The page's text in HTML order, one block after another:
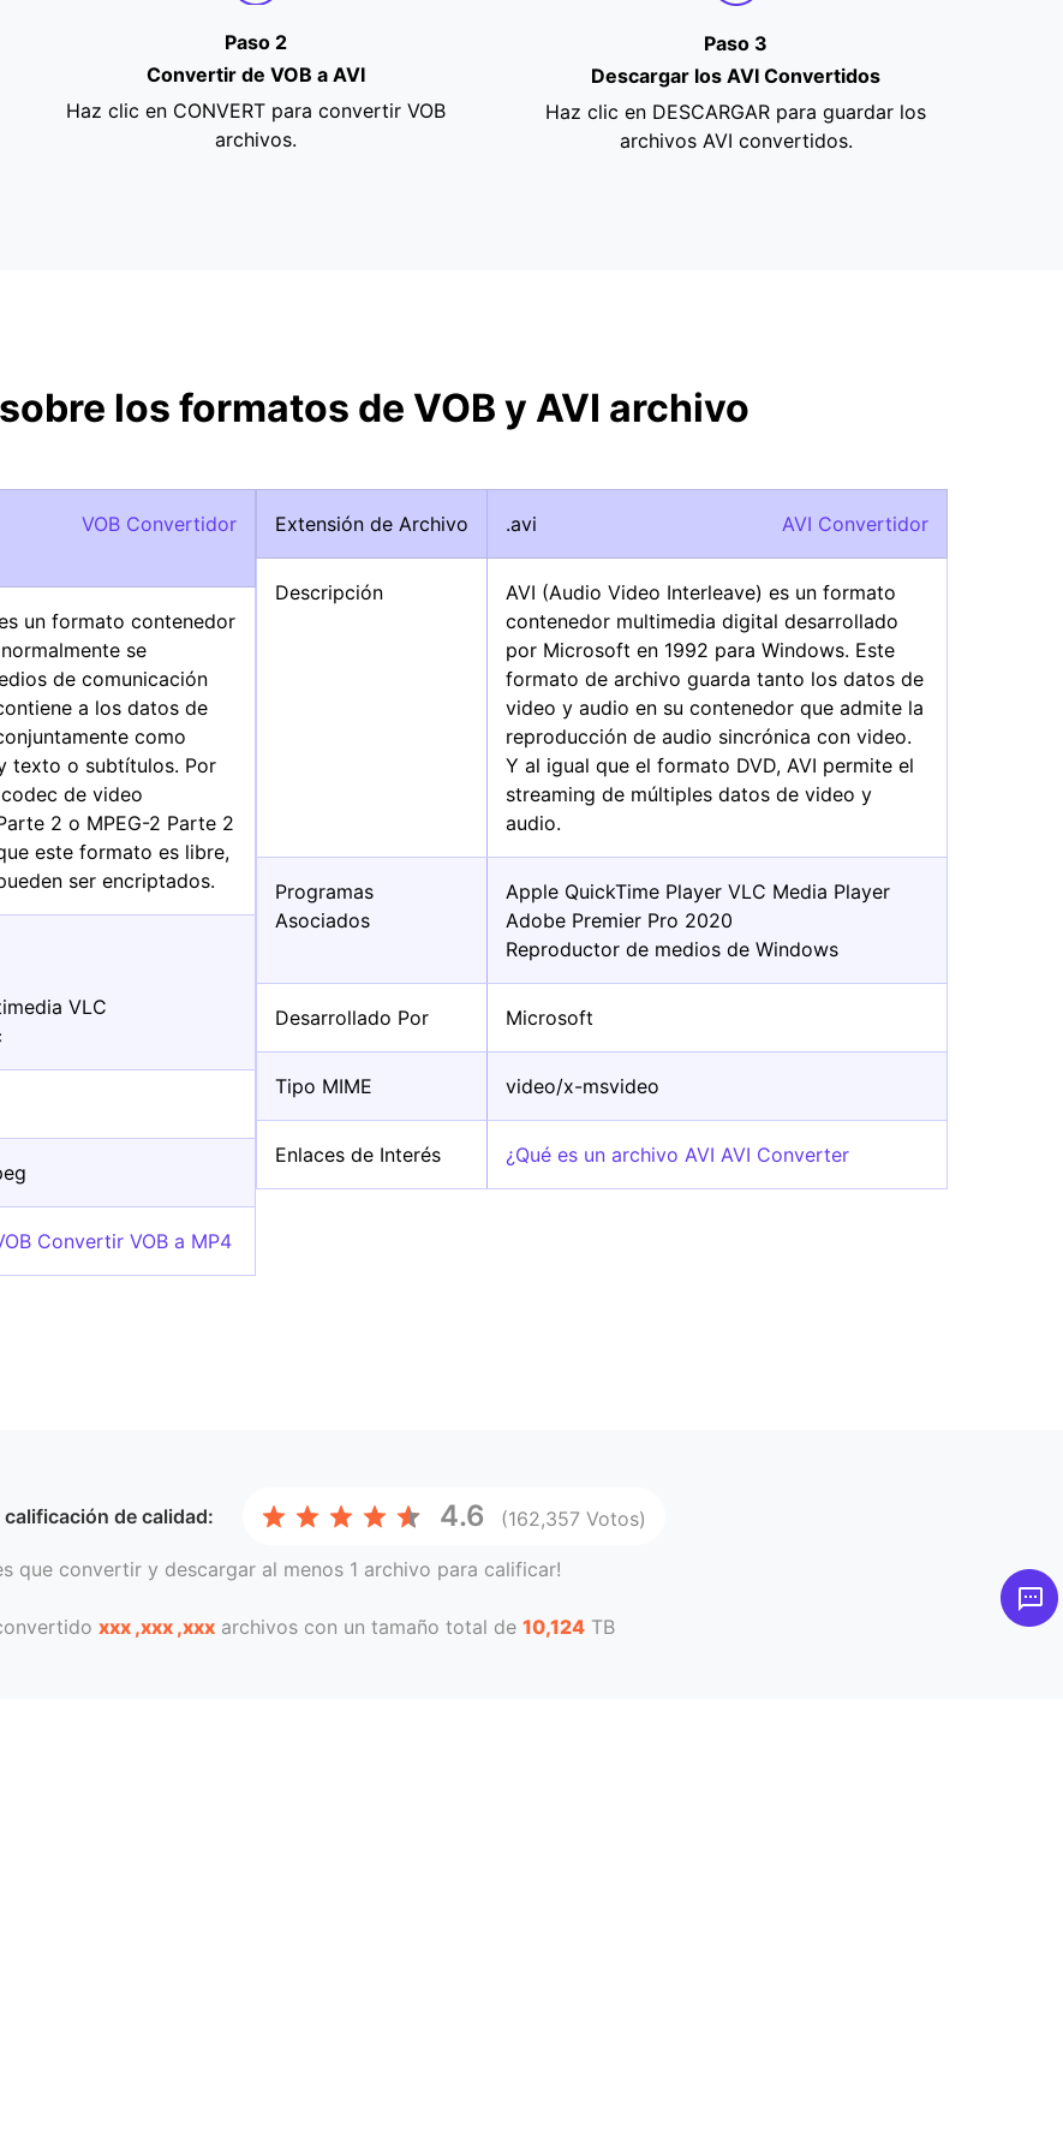
Paso 2
Convertir de VOB a AVI
Haz clic en CONVERT para convertir VOB
archivos.
Paso 3
Descargar los AVI Convertidos
Haz clic en DESCARGAR para guardar los
archivos AVI convertidos.
los formatos de VOB y AVI archivo
VOB Convertidor
un formato contenedor
se
de comunicación
a los datos de
como
texto o subtítulos. Por
de video
2 o MPEG-2 Parte 2
este formato es libre,
ser encriptados.
VLC
Convertir VOB a MP4
Extensión de Archivo .avi AVI Convertidor
Descripción
AVI (Audio Video Interleave) es un formato
contenedor multimedia digital desarrollado
por Microsoft en 1992 para Windows. Este
formato de archivo guarda tanto los datos de
video y audio en su contenedor que admite la
reproducción de audio sincrónica con video.
Y al igual que el formato DVD, AVI permite el
streaming de múltiples datos de video y
audio.
Programas
Asociados
Apple QuickTime Player VLC Media Player
Adobe Premier Pro 2020
Reproductor de medios de Windows
Desarrollado Por Microsoft
Tipo MIME video/x-msvideo
Enlaces de Interés ¿Qué es un archivo AVI AVI Converter
calificación de calidad: 4.6 (162,357 Votos)
que convertir y descargar al menos 1 archivo para calificar!
xxx ,xxx ,xxxarchivos con un tamaño total de 10,124TB